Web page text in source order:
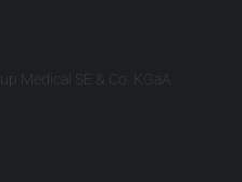
Medical SE & Co. KGaA